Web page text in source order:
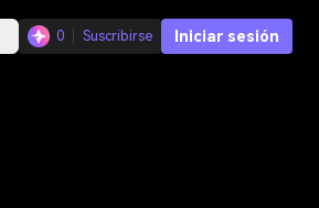
0 Suscribirse Iniciar sesión